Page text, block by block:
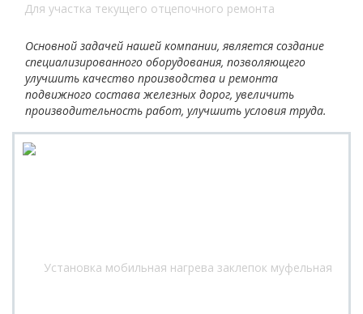
Для участка текущего отцепочного ремонта
Основной задачей нашей компании, является создание
специализированного оборудования, позволяющего
улучшить качество производства и ремонта
подвижного состава железных дорог, увеличить
производительность работ, улучшить условия труда.